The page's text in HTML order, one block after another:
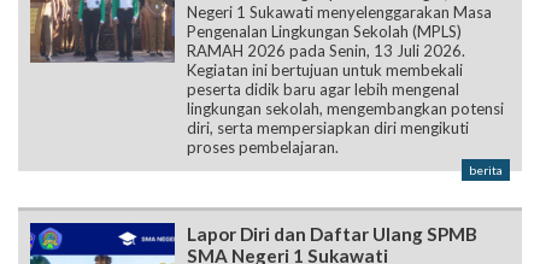
Negeri 1 Sukawati menyelenggarakan Masa
Pengenalan Lingkungan Sekolah (MPLS)
RAMAH 2026 pada Senin, 13 Juli 2026.
Kegiatan ini bertujuan untuk membekali
peserta didik baru agar lebih mengenal
lingkungan sekolah, mengembangkan potensi
diri, serta mempersiapkan diri mengikuti
proses pembelajaran.
berita
Lapor Diri dan Daftar Ulang SPMB
SMA Negeri 1 Sukawati